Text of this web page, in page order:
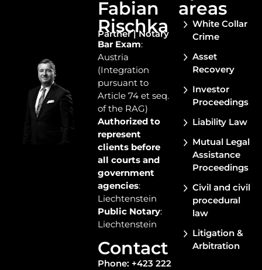
Fabian
Rischka
Partner | Notary
Bar Exam:
Austria
(Integration
pursuant to
Article 74 et seq.
of the RAG)
Authorized to
represent
clients before
all courts and
government
agencies:
Liechtenstein
Public Notary:
Liechtenstein
Contact
Phone: +423 222
areas​
White Collar
Crime
Asset
Recovery
Investor
Proceedings
Liability Law
Mutual Legal
Assistance
Proceedings
Civil and civil
procedural
law
Litigation &
Arbitration